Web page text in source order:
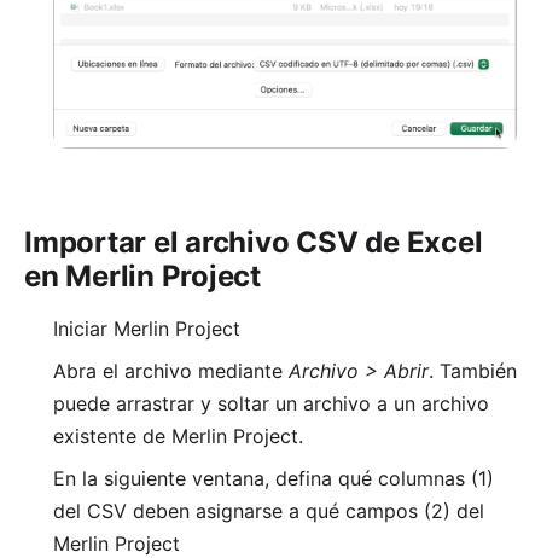
Importar el archivo CSV de Excel
en Merlin Project
Iniciar Merlin Project
Abra el archivo mediante Archivo > Abrir. También
puede arrastrar y soltar un archivo a un archivo
existente de Merlin Project.
En la siguiente ventana, defina qué columnas (1)
del CSV deben asignarse a qué campos (2) del
Merlin Project